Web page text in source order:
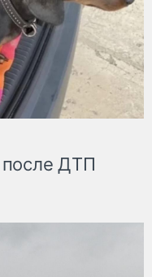
после ДТП